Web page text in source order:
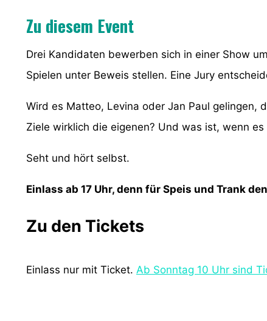
Zu diesem Event
Drei Kandidaten bewerben sich in einer Show
Spielen unter Beweis stellen. Eine Jury
Wird es Matteo, Levina oder Jan Paul gelingen,
Ziele wirklich die eigenen? Und was ist, wenn
Seht und hört selbst.
Einlass ab 17 Uhr, denn für Speis und Trank
Zu den Tickets
Einlass nur mit Ticket. Ab Sonntag 10 Uhr sind